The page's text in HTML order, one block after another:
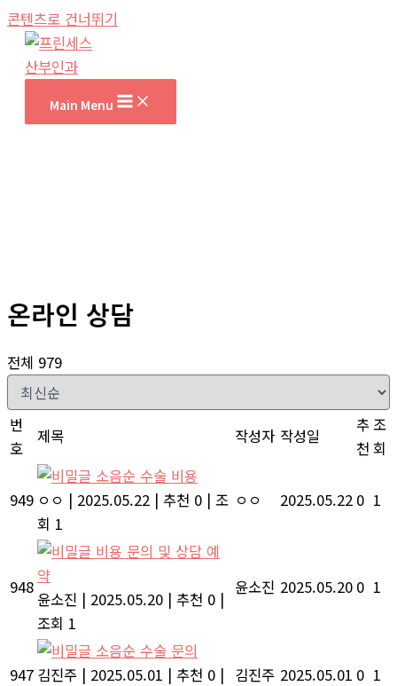
콘텐츠로 건너뛰기
Main Menu
온라인 상담
전체 979
번
호
제목 작성자 작성일
추
천
조
회
949
소음순 수술 비용
ㅇㅇ | 2025.05.22 | 추천 0 | 조
회 1
ㅇㅇ 2025.05.22 0 1
948
비용 문의 및 상담 예
약
윤소진 | 2025.05.20 | 추천 0 |
조회 1
윤소진 2025.05.20 0 1
947
소음순 수술 문의
김진주 | 2025.05.01 | 추천 0 | 김진주 2025.05.01 0 1